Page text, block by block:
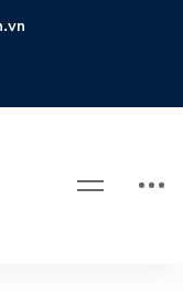
BHXH